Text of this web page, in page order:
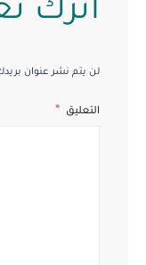
اترك
لن يتم نشر عنوان بريدك
التعليق